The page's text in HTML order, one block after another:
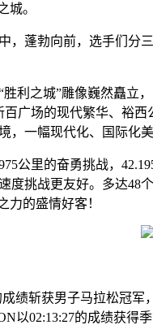
城。
，蓬勃向前，选手们分
利之城”雕像巍然矗立
广场的现代繁华、裕
一幅现代化、国际化
公里的奋勇挑战，
挑战更友好。多达
力的盛情好客！
斩获男子马拉松冠军
以02:13:27的成绩获得季